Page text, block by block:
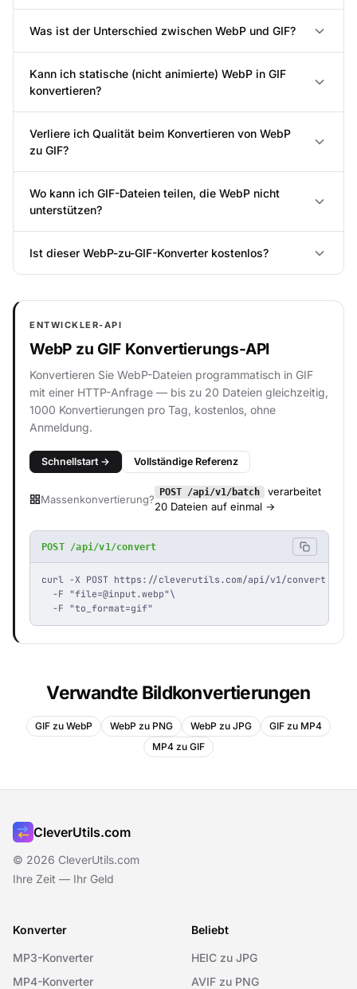
Was ist der Unterschied zwischen WebP und GIF?
Kann ich statische (nicht animierte) WebP in GIF
konvertieren?
Verliere ich Qualität beim Konvertieren von WebP
zu GIF?
Wo kann ich GIF-Dateien teilen, die WebP nicht
unterstützen?
Ist dieser WebP-zu-GIF-Konverter kostenlos?
ENTWICKLER-API
WebP zu GIF Konvertierungs-API
Konvertieren Sie WebP-Dateien programmatisch in GIF
mit einer HTTP-Anfrage — bis zu 20 Dateien gleichzeitig,
1000 Konvertierungen pro Tag, kostenlos, ohne
Anmeldung.
Schnellstart → Vollständige Referenz
Massenkonvertierung?
POST /api/v1/batch
verarbeitet
20 Dateien auf einmal →
POST /api/v1/convert
curl -X POST https://cleverutils.com/api/v1/convert \
  -F "
file=@input.webp"\
  -F "to_format=gif"
Verwandte Bildkonvertierungen
GIF zu WebP WebP zu PNG WebP zu JPG
GIF zu MP4
MP4 zu GIF
CleverUtils.com
© 2026 CleverUtils.com
Ihre Zeit — Ihr Geld
Konverter
MP3-Konverter
MP4-Konverter
Beliebt
HEIC zu JPG
AVIF zu PNG